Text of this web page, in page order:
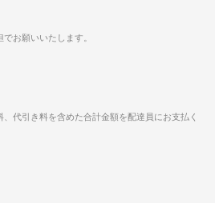
でお願いいたします。
代引き料を含めた合計金額を配達員にお支払く